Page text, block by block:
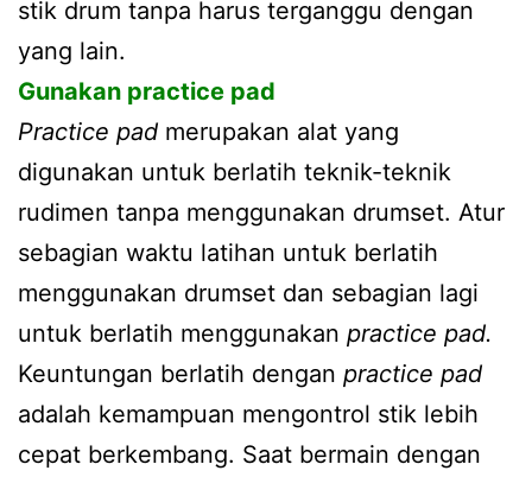
stik drum tanpa harus terganggu dengan
yang lain.
Gunakan practice pad
Practice pad merupakan alat yang
digunakan untuk berlatih teknik-teknik
rudimen tanpa menggunakan drumset. Atur
sebagian waktu latihan untuk berlatih
menggunakan drumset dan sebagian lagi
untuk berlatih menggunakan practice pad.
Keuntungan berlatih dengan practice pad
adalah kemampuan mengontrol stik lebih
cepat berkembang. Saat bermain dengan